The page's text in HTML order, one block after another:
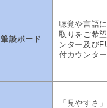
筆談ボード
聴覚や言語
取りをご希
ンター及び
付カウンタ
「見やすさ